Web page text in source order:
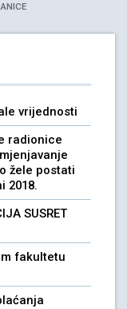
vrijednosti
radionice
žele postati
2018.
SUSRET
fakultetu